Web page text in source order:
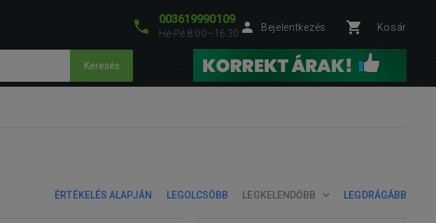
003619990109
Hé-Pé 8:00—16:30
Bejelentkezés Kosár
Keresés
ÉRTÉKELÉS ALAPJÁN LEGOLCSÓBB LEGKELENDŐBB LEGDRÁGÁBB